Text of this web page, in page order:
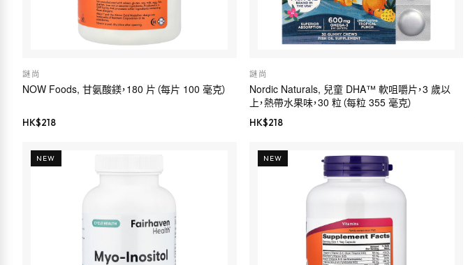
謎尚
NOW Foods, 甘氨酸鎂，180 片（每片 100 毫克）
HK$218
謎尚
Nordic Naturals, 兒童 DHA™ 軟咀嚼片，3 歲以
上，熱帶水果味，30 粒（每粒 355 毫克）
HK$218
NEW NEW